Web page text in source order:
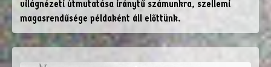
világnézeti útmutatása iránytű számunkra, szellemi
magasrendűsége példaként áll előttünk.